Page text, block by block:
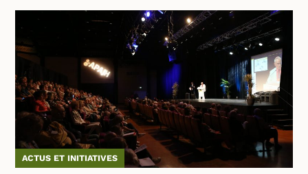
ACTUS ET INITIATIVES